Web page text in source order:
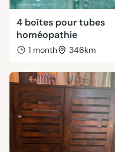
4 boîtes pour tubes
homéopathie
1 month 346km